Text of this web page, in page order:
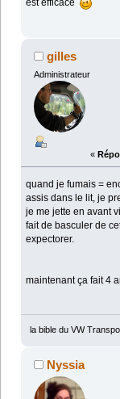
est efficace
gilles
Administrateur
«
quand je fumais =
assis dans le lit, je
je me jette en avant
fait de basculer de
expectorer.
maintenant ça fait 4
la bible du VW
Nyssia